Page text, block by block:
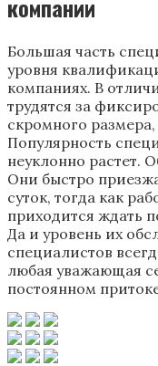
компании
Большая часть
уровня
компаниях. В
трудятся за
скромного
Популярность
неуклонно растет.
Они быстро
суток, тогда как
приходится ждать
Да и уровень их
специалистов
любая уважающая
постоянном